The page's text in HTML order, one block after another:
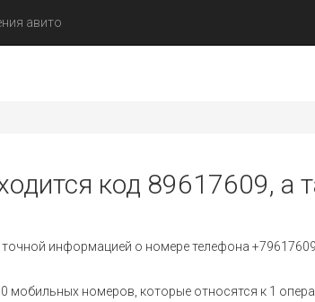
авито
код 89617609, а
информацией о номере телефона
мобильных номеров, которые относятся к 1